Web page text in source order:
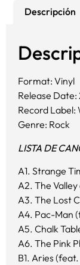
Descripción
Format: Vinyl
Release
Record Label:
Genre: Rock
LISTA DE
A1. Strange
A2. The
A3. The Lost
A4. Pac-Man
A5. Chalk
A6. The Pink
B1. Aries